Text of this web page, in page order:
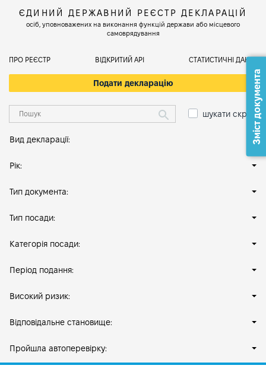
ЄДИНИЙ ДЕРЖАВНИЙ РЕЄСТР ДЕКЛАРАЦІЙ
осіб, уповноважених на виконання функцій держави або місцевого
самоврядування
ПРО РЕЄСТР ВІДКРИТИЙ АРІ СТАТИСТИЧНІ ДАНІ
Подати декларацію
шукати скрізь
Вид декларації:
Рік:
Тип документа:
Тип посади:
Категорія посади:
Період подання:
Високий ризик:
Відповідальне становище:
Пройшла автоперевірку:
Зміст документа